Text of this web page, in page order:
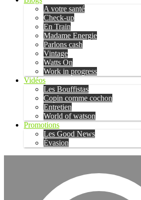
A votre santé
Check-up
En Train
Madame Energie
Parlons cash
Vintage
Watts On
Work in progress
Vidéos
Les Bouffistas
Copin comme cochon
Entretien
World of watson
Promotions
Les Good News
Évasion